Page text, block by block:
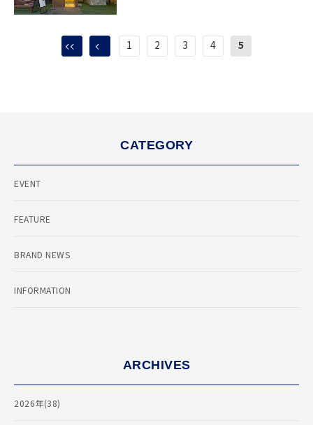
1 2 3 4 5
CATEGORY
EVENT
FEATURE
BRAND NEWS
INFORMATION
ARCHIVES
2026年(38)